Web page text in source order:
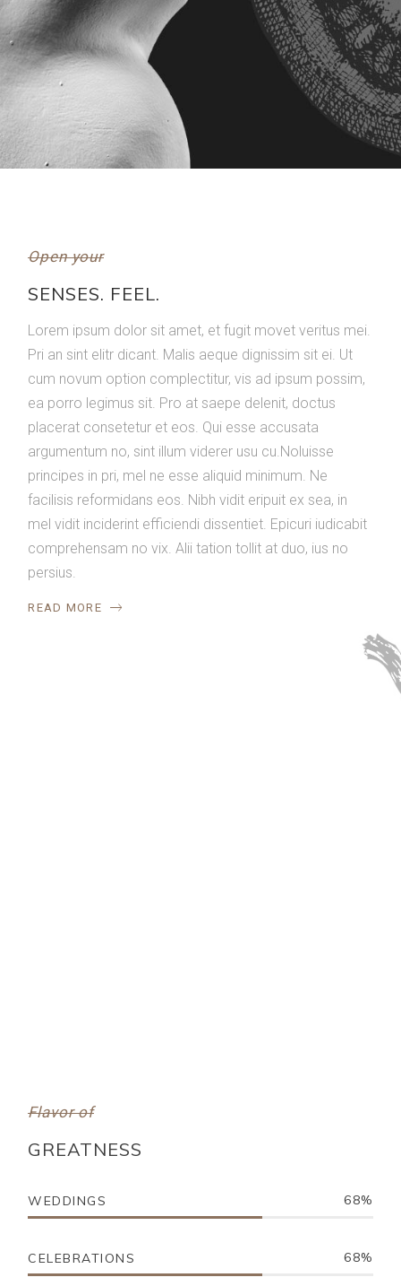
Open your
SENSES. FEEL.
Lorem ipsum dolor sit amet, et fugit movet veritus mei.
Pri an sint elitr dicant. Malis aeque dignissim sit ei. Ut
cum novum option complectitur, vis ad ipsum possim,
ea porro legimus sit. Pro at saepe delenit, doctus
placerat consetetur et eos. Qui esse accusata
argumentum no, sint illum viderer usu cu.Noluisse
principes in pri, mel ne esse aliquid minimum. Ne
facilisis reformidans eos. Nibh vidit eripuit ex sea, in
mel vidit inciderint efficiendi dissentiet. Epicuri iudicabit
comprehensam no vix. Alii tation tollit at duo, ius no
persius.
READ MORE
Flavor of
GREATNESS
WEDDINGS 68
CELEBRATIONS 68